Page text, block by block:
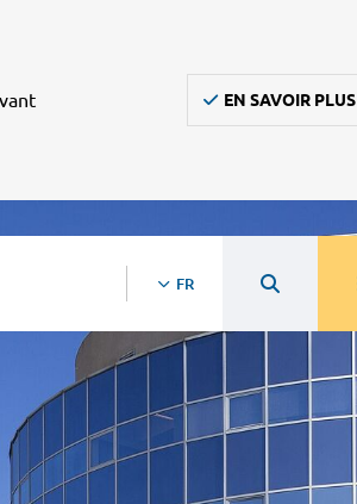
EN SAVOIR PLUS
FR